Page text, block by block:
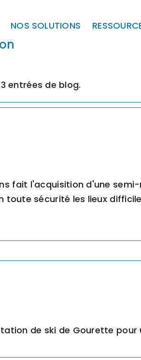
NOS SOLUTIONS
entrées de blog.
fait l'acquisition d'une
sécurité les lieux
de ski de Gourette